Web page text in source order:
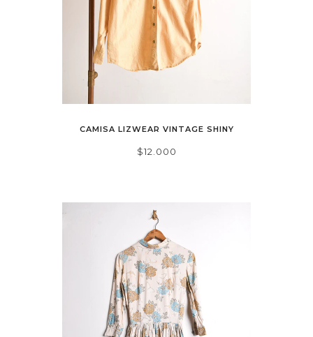
CAMISA LIZWEAR VINTAGE SHINY
$12.000